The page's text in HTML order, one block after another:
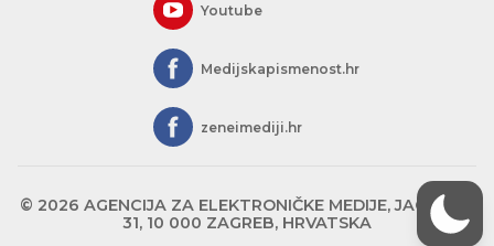
Youtube
Medijskapismenost.hr
zeneimediji.hr
© 2026 AGENCIJA ZA ELEKTRONIČKE MEDIJE, JAGIĆEVA
31, 10 000 ZAGREB, HRVATSKA